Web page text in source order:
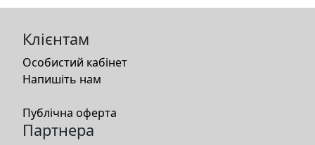
Клієнтам
Особистий кабінет
Напишіть нам
Публічна оферта
Партнера